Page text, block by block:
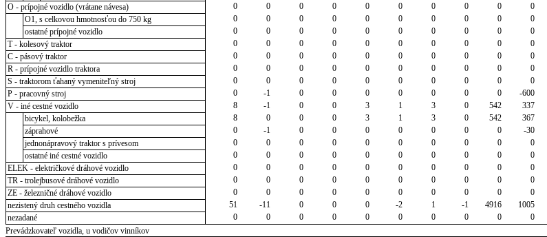
O - prípojné vozidlo (vrátane návesa)
0 0 0 0 0 0 0 0 0 0
O1, s celkovou hmotnosťou do 750 kg
0 0 0 0 0 0 0 0 0 0
ostatné prípojné vozidlo
0 0 0 0 0 0 0 0 0 0
T - kolesový traktor
0 0 0 0 0 0 0 0 0 0
C - pásový traktor
0 0 0 0 0 0 0 0 0 0
R - prípojné vozidlo traktora
0 0 0 0 0 0 0 0 0 0
S - traktorom ťahaný vymeniteľný stroj
0 0 0 0 0 0 0 0 0 0
P - pracovný stroj
0 -1 0 0 0 0 0 0 0 -600
V - iné cestné vozidlo
8 -1 0 0 3 1 3 0 542 337
bicykel, kolobežka
8 0 0 0 3 1 3 0 542 367
záprahové
0 -1 0 0 0 0 0 0 0 -30
jednonápravový traktor s prívesom
0 0 0 0 0 0 0 0 0 0
ostatné iné cestné vozidlo
0 0 0 0 0 0 0 0 0 0
ELEK - električkové dráhové vozidlo
0 0 0 0 0 0 0 0 0 0
TR - trolejbusové dráhové vozidlo
0 0 0 0 0 0 0 0 0 0
ZE - železničné dráhové vozidlo
0 0 0 0 0 0 0 0 0 0
nezistený druh cestného vozidla
51 -11 0 0 0 -2 1 -1 4916 1005
nezadané
0 0 0 0 0 0 0 0 0 0
Prevádzkovateľ vozidla, u vodičov vinníkov